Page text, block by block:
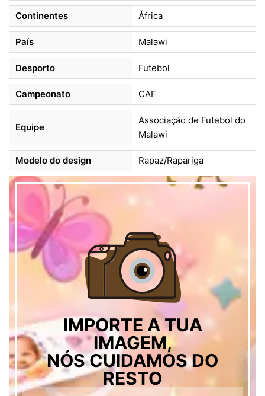
Continentes África
País Malawi
Desporto Futebol
Campeonato CAF
Equipe
Associação de Futebol do
Malawi
Modelo do design Rapaz/Rapariga
IMPORTE A TUA
IMAGEM,
NÓS CUIDAMOS DO
RESTO